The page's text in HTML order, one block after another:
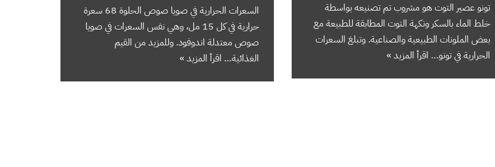
تونو عصير التوت هو مشروب تم تصنيعه بواسطة
خلط الماء بالسكر ونكهة التوت المطابقة للطبيعة مع
بعض الملونات الطبيعية والصناعية. وتبلغ السعرات
الحرارية في تونو… اقرأ المزيد »
السعرات الحرارية في صويا صوص الحلوة 68 سعرة
حرارية في كل 15 مل، وهي نفس السعرات في صويا
صوص معتدلة اندوفود. وللمزيد من القيم
الغذائية… اقرأ المزيد »